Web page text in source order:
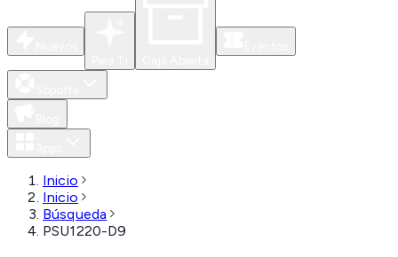
Inicio
Inicio
Búsqueda
PSU1220-D9